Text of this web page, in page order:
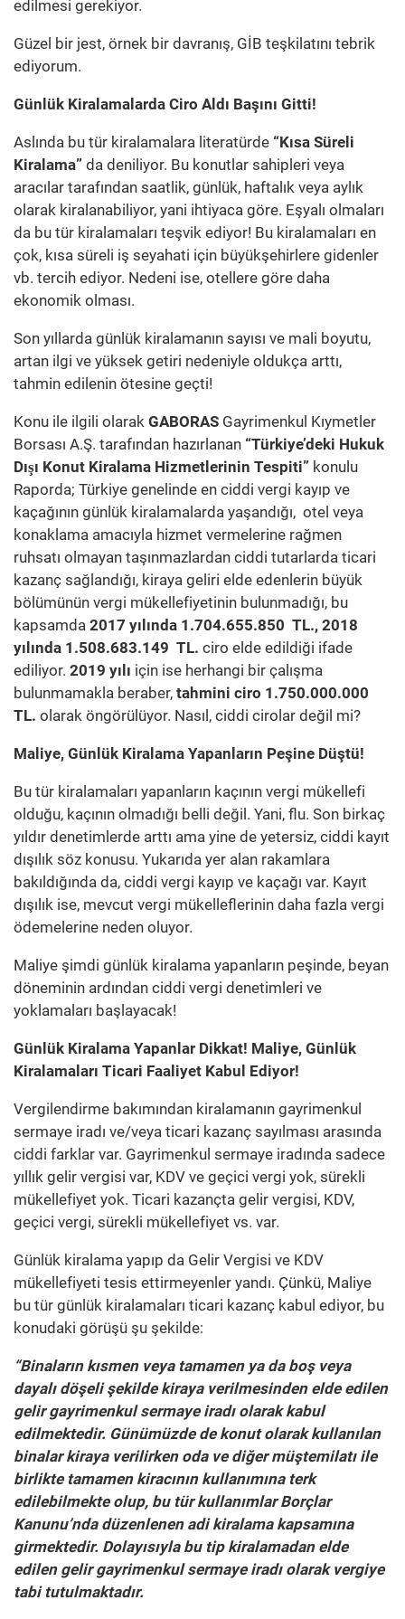
edilmesi gerekiyor.
Güzel bir jest, örnek bir davranış, GİB teşkilatını tebrik
ediyorum.
Günlük Kiralamalarda Ciro Aldı Başını Gitti!
Aslında bu tür kiralamalara literatürde “Kısa Süreli
Kiralama” da deniliyor. Bu konutlar sahipleri veya
aracılar tarafından saatlik, günlük, haftalık veya aylık
olarak kiralanabiliyor, yani ihtiyaca göre. Eşyalı olmaları
da bu tür kiralamaları teşvik ediyor! Bu kiralamaları en
çok, kısa süreli iş seyahati için büyükşehirlere gidenler
vb. tercih ediyor. Nedeni ise, otellere göre daha
ekonomik olması.
Son yıllarda günlük kiralamanın sayısı ve mali boyutu,
artan ilgi ve yüksek getiri nedeniyle oldukça arttı,
tahmin edilenin ötesine geçti!
Konu ile ilgili olarak GABORAS Gayrimenkul Kıymetler
Borsası A.Ş. tarafından hazırlanan “Türkiye’deki Hukuk
Dışı Konut Kiralama Hizmetlerinin Tespiti” konulu
Raporda; Türkiye genelinde en ciddi vergi kayıp ve
kaçağının günlük kiralamalarda yaşandığı, otel veya
konaklama amacıyla hizmet vermelerine rağmen
ruhsatı olmayan taşınmazlardan ciddi tutarlarda ticari
kazanç sağlandığı, kiraya geliri elde edenlerin büyük
bölümünün vergi mükellefiyetinin bulunmadığı, bu
kapsamda 2017 yılında 1.704.655.850 TL., 2018
yılında 1.508.683.149 TL. ciro elde edildiği ifade
ediliyor. 2019 yılı için ise herhangi bir çalışma
bulunmamakla beraber, tahmini ciro 1.750.000.000
TL. olarak öngörülüyor. Nasıl, ciddi cirolar değil mi?
Maliye, Günlük Kiralama Yapanların Peşine Düştü!
Bu tür kiralamaları yapanların kaçının vergi mükellefi
olduğu, kaçının olmadığı belli değil. Yani, flu. Son birkaç
yıldır denetimlerde arttı ama yine de yetersiz, ciddi kayıt
dışılık söz konusu. Yukarıda yer alan rakamlara
bakıldığında da, ciddi vergi kayıp ve kaçağı var. Kayıt
dışılık ise, mevcut vergi mükelleflerinin daha fazla vergi
ödemelerine neden oluyor.
Maliye şimdi günlük kiralama yapanların peşinde, beyan
döneminin ardından ciddi vergi denetimleri ve
yoklamaları başlayacak!
Günlük Kiralama Yapanlar Dikkat! Maliye, Günlük
Kiralamaları Ticari Faaliyet Kabul Ediyor!
Vergilendirme bakımından kiralamanın gayrimenkul
sermaye iradı ve/veya ticari kazanç sayılması arasında
ciddi farklar var. Gayrimenkul sermaye iradında sadece
yıllık gelir vergisi var, KDV ve geçici vergi yok, sürekli
mükellefiyet yok. Ticari kazançta gelir vergisi, KDV,
geçici vergi, sürekli mükellefiyet vs. var.
Günlük kiralama yapıp da Gelir Vergisi ve KDV
mükellefiyeti tesis ettirmeyenler yandı. Çünkü, Maliye
bu tür günlük kiralamaları ticari kazanç kabul ediyor, bu
konudaki görüşü şu şekilde:
“Binaların kısmen veya tamamen ya da boş veya
dayalı döşeli şekilde kiraya verilmesinden elde edilen
gelir gayrimenkul sermaye iradı olarak kabul
edilmektedir. Günümüzde de konut olarak kullanılan
binalar kiraya verilirken oda ve diğer müştemilatı ile
birlikte tamamen kiracının kullanımına terk
edilebilmekte olup, bu tür kullanımlar Borçlar
Kanunu’nda düzenlenen adi kiralama kapsamına
girmektedir. Dolayısıyla bu tip kiralamadan elde
edilen gelir gayrimenkul sermaye iradı olarak vergiye
tabi tutulmaktadır.